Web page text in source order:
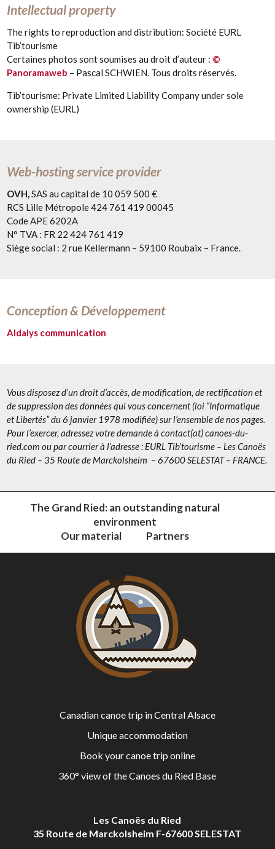
Intellectual property
The rights to reproduction and distribution: Société EURL
Tib’tourisme
Certaines photos sont soumises au droit d’auteur : ©
Panoramaweb – Pascal SCHWIEN. Tous droits réservés.
Tib’tourisme: Private Limited Liability Company under sole
ownership (EURL)
Web-hosting service provider
OVH,SAS au capital de 10 059 500 €
RCS Lille Métropole 424 761 419 00045
Code APE 6202A
N° TVA : FR 22 424 761 419
Siège social : 2 rue Kellermann – 59100 Roubaix – France.
Conception & Développement
Aldalys communication
Vous disposez d’un droit d’accès, de modification, de rectification et
de suppression des données qui vous concernent (loi “Informatique
et Libertés” du 6 janvier 1978 modifiée) sur l’ensemble de nos pages.
Pour l’exercer, adressez votre demande à contact(at) canoes-du-
ried.com ou par courrier à l’adresse : EURL Tib’tourisme – Les Canoës
du Ried – 35 Route de Marckolsheim – 67600 SELESTAT – FRANCE.
The Grand Ried: an outstanding natural
environment
Our material
Partners
Canadian canoe trip in Central Alsace
Unique accommodation
Book your canoe trip online
360° view of the Canoes du Ried Base
Les Canoës du Ried
35 Route de Marckolsheim F-67600 SELESTAT